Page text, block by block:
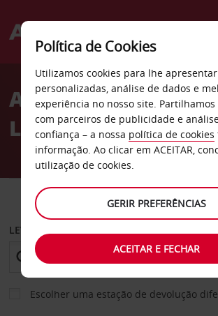
Welcome
AvisAluguer de carros
Laage
CARRO
LEVANTAR EM
Escolher uma estação de devolução
Política de Cookies
Utilizamos cookies para lhe
personalizadas, análise de dados e
experiência no nosso site. Partilhamos
com parceiros de publicidade e
confiança – a nossa política de cookies
informação. Ao clicar em ACEITAR,
utilização de cookies.
GERIR PREFERÊNCIAS
ACEITAR E FECHAR